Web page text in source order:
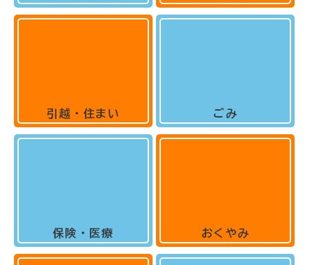
引越・住まい
保険・医療
ごみ
おくやみ